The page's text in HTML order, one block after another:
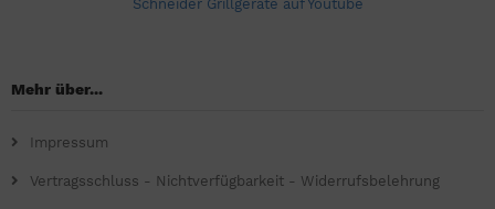
Schneider Grillgeräte auf Youtube
Mehr über...
Impressum
Vertragsschluss - Nichtverfügbarkeit - Widerrufsbelehrung